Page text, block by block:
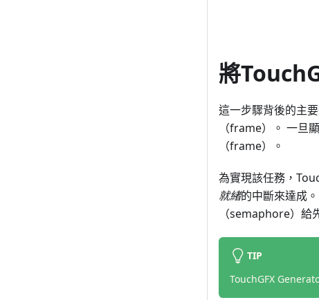
將
這一步驟背後的主
（frame）。 一旦
（frame）。
為實現該任務，
就緒的中斷來達成
（semaphore）給
TIP
TouchGFX